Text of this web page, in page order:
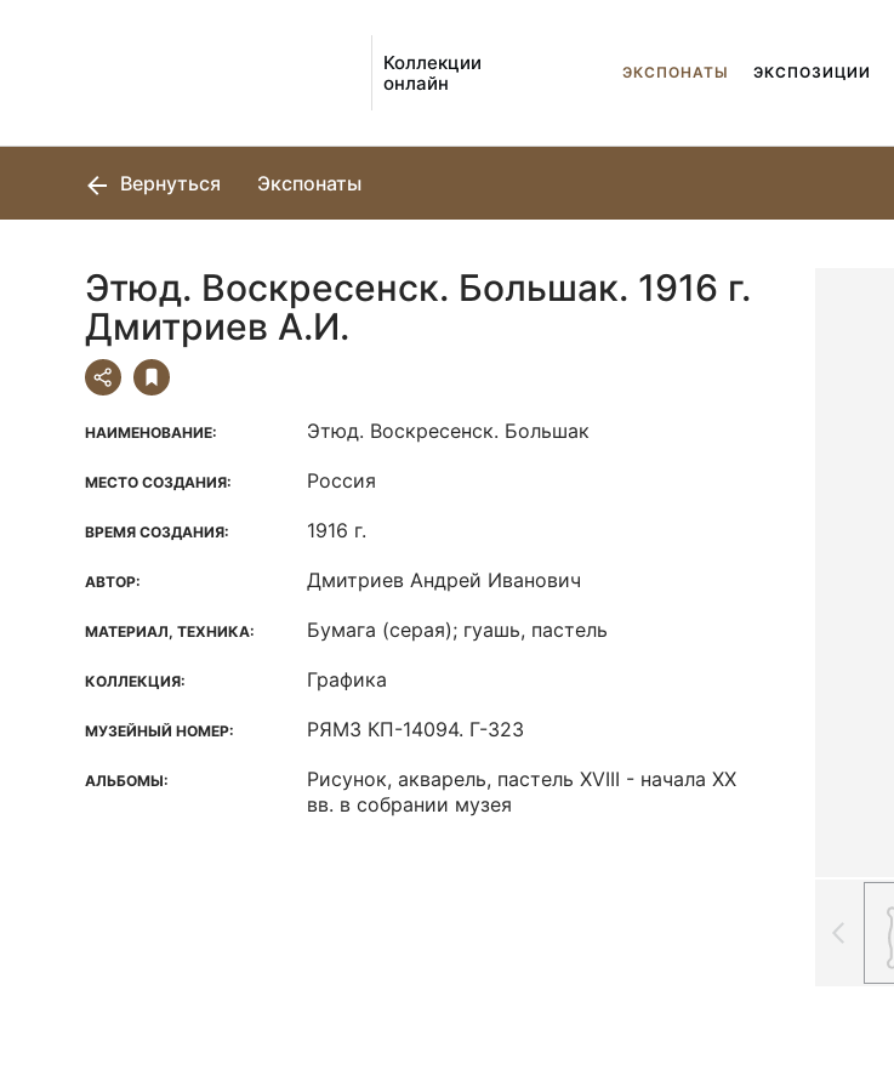
Коллекции
онлайн
ЭКСПОНАТЫ ЭКСПОЗИЦИИ
Вернуться Экспонаты
Этюд. Воскресенск. Большак. 1916 г.
Дмитриев А.И.
НАИМЕНОВАНИЕ: Этюд. Воскресенск. Большак
МЕСТО СОЗДАНИЯ: Россия
ВРЕМЯ СОЗДАНИЯ: 1916 г.
АВТОР: Дмитриев Андрей Иванович
МАТЕРИАЛ, ТЕХНИКА: Бумага (серая); гуашь, пастель
КОЛЛЕКЦИЯ: Графика
МУЗЕЙНЫЙ НОМЕР: РЯМЗ КП-14094. Г-323
АЛЬБОМЫ:
Рисунок, акварель, пастель XVIII - начала XX
вв. в собрании музея